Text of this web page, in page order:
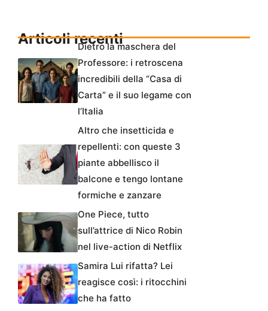
Articoli recentiDietro la maschera del
Professore: i retroscena
incredibili della “Casa di
Carta” e il suo legame con
l’Italia
Altro che insetticida e
repellenti: con queste 3
piante abbellisco il
balcone e tengo lontane
formiche e zanzare
One Piece, tutto
sull’attrice di Nico Robin
nel live-action di Netflix
Samira Lui rifatta? Lei
reagisce così: i ritocchini
che ha fatto